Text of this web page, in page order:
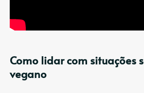
Como lidar com situações
vegano